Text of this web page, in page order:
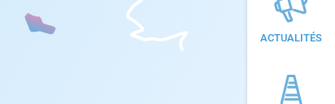
ACTUALITÉS